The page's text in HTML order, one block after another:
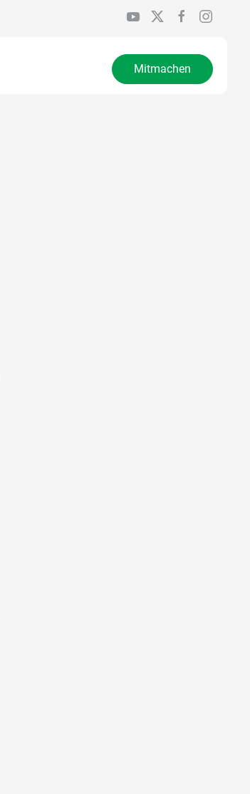
Mitmachen